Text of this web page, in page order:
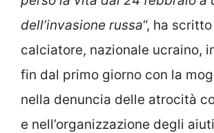
dell’invasione russa“, ha
calciatore, nazionale ucraino,
fin dal primo giorno con la
nella denuncia delle atrocità
e nell’organizzazione degli